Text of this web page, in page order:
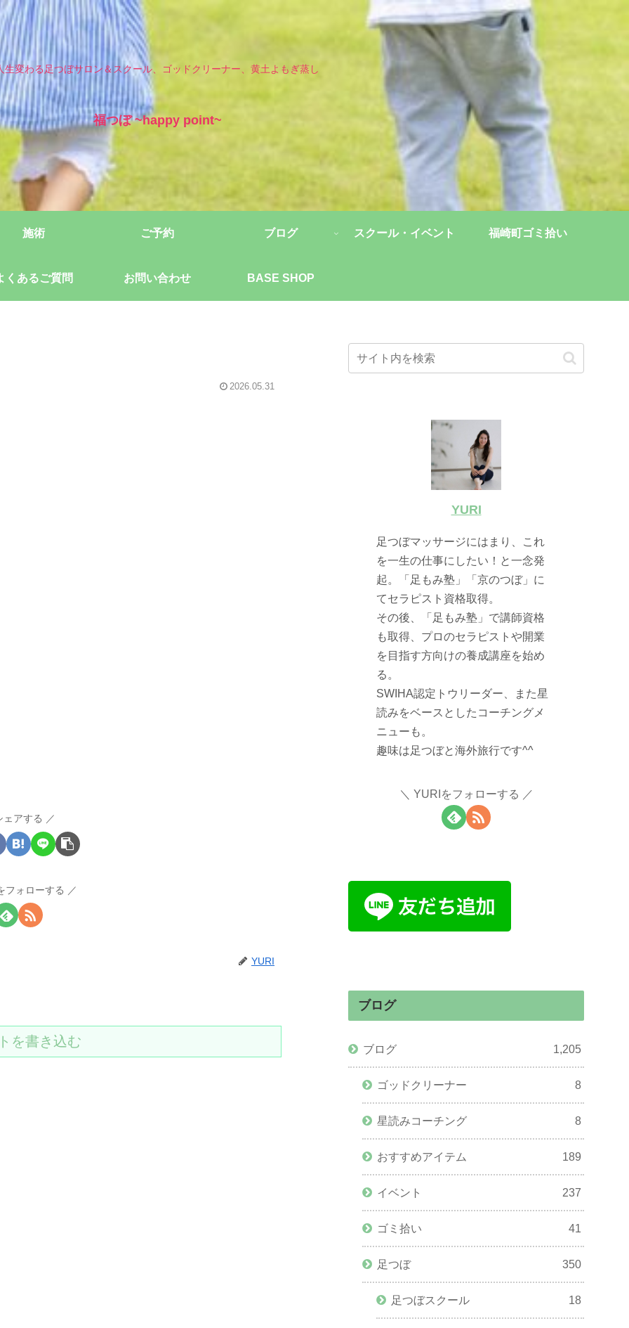
生変わる足つぼサロン＆スクール、ゴッドクリーナー、黄土よもぎ蒸し
福つぼ ~happy point~
施術 ご予約 ブログ スクール・イベント 福崎町ゴミ拾い
くあるご質問 お問い合わせ BASE SHOP
2026.05.31
ェアする
フォローする
YURI
を書き込む
YURI
足つぼマッサージにはまり、これ
を一生の仕事にしたい！と一念発
起。「足もみ塾」「京のつぼ」に
てセラピスト資格取得。
その後、「足もみ塾」で講師資格
も取得、プロのセラピストや開業
を目指す方向けの養成講座を始め
る。
SWIHA認定トウリーダー、また星
読みをベースとしたコーチングメ
ニューも。
趣味は足つぼと海外旅行です^^
YURIをフォローする
ブログ
ブログ 1,205
ゴッドクリーナー 8
星読みコーチング 8
おすすめアイテム 189
イベント 237
ゴミ拾い 41
足つぼ 350
足つぼスクール 18